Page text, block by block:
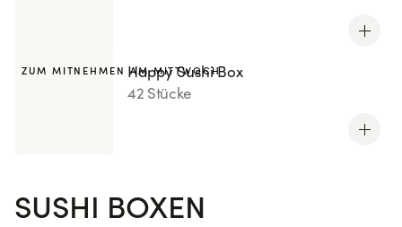
ZUM MITNEHMEN AM MITTWOCH
Happy Sushi Box
42 Stücke
SUSHI BOXEN